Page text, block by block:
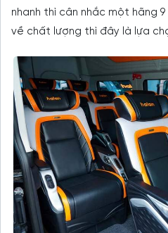
nhanh thì cân nhắc một hãng
về chất lượng thì đây là lựa